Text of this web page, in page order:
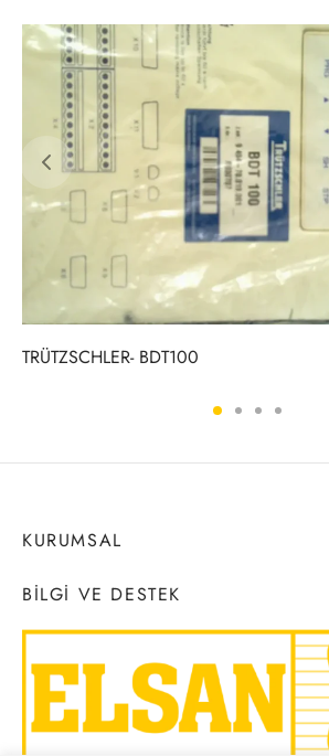
TRÜTZSCHLER- BDT100
KURUMSAL
BILGI VE DESTEK